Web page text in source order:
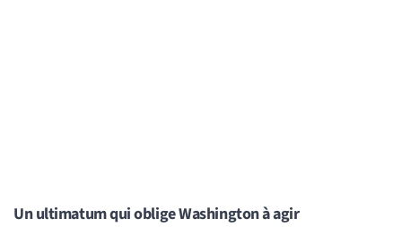
Un ultimatum qui oblige Washington à agir